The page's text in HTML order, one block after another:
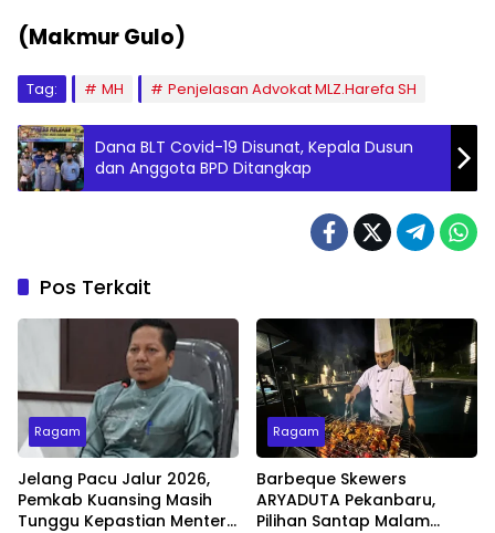
(Makmur Gulo)
Tag: MH Penjelasan Advokat MLZ.Harefa SH
Dana BLT Covid-19 Disunat, Kepala Dusun
dan Anggota BPD Ditangkap
Pos Terkait
Ragam
Jelang Pacu Jalur 2026,
Pemkab Kuansing Masih
Tunggu Kepastian Menteri
Ragam
Barbeque Skewers
ARYADUTA Pekanbaru,
Pilihan Santap Malam